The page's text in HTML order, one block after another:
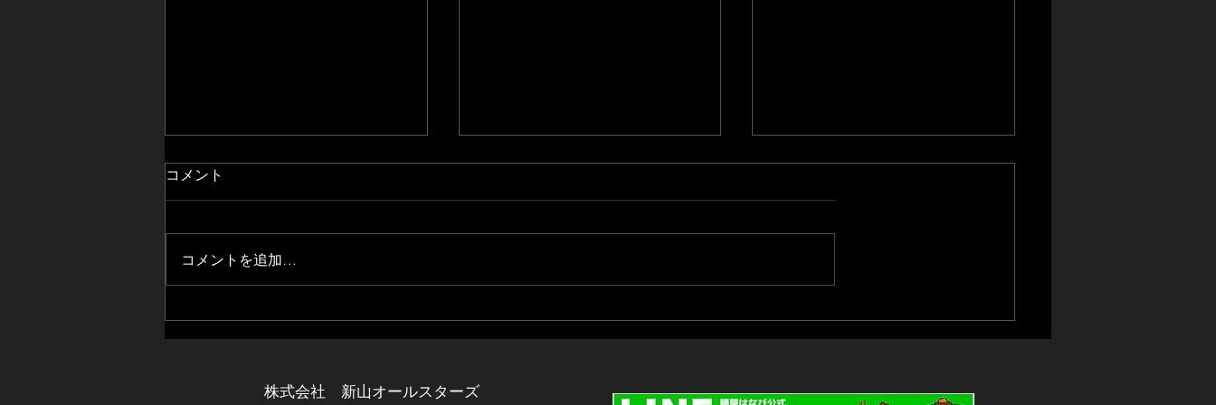
※重要※ 麺屋はなび公式アプ
リ終了のお知らせ
【中華食堂はなび松阪店】新
オープンいたします！ 中華食堂
の台湾まぜそばはもちろん、はな
【千種店】閉店のお知らせ
お客様各位 いつもはなびグルー
ちまして閉店させていただく事に
バーイーツでご愛顧いただきまし
は、 ・麺屋はなび高畑本店の無
コメント
コメントを追加…
株式会社 新山オールスターズ